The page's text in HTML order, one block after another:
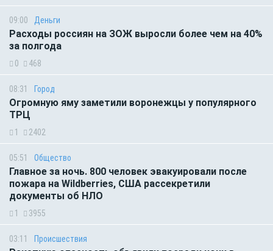
09:00 Деньги
Расходы россиян на ЗОЖ выросли более чем на 40%
за полгода
0 468
08:31 Город
Огромную яму заметили воронежцы у популярного
ТРЦ
1 2402
05:51 Общество
Главное за ночь. 800 человек эвакуировали после
пожара на Wildberries, США рассекретили
документы об НЛО
1 3955
03:11 Происшествия